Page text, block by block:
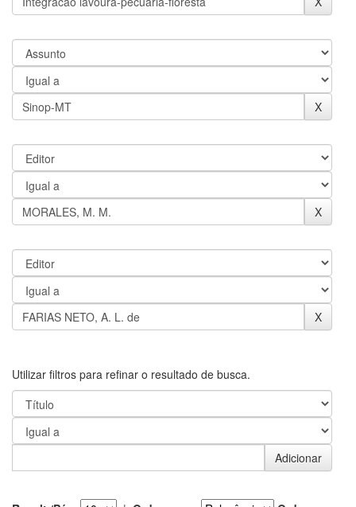
Utilizar filtros para refinar o resultado de busca.